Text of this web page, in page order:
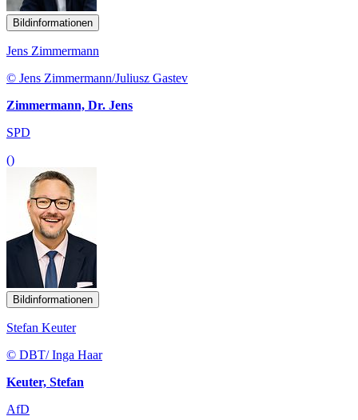
Bildinformationen
Jens Zimmermann
© Jens Zimmermann/Juliusz Gastev
Zimmermann, Dr. Jens
SPD
()
Bildinformationen
Stefan Keuter
© DBT/ Inga Haar
Keuter, Stefan
AfD